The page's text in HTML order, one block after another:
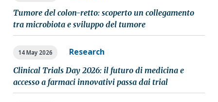
Tumore del colon-retto: scoperto un collegamento
tra microbiota e sviluppo del tumore
14 May 2026 Research
Clinical Trials Day 2026: il futuro di medicina e
accesso a farmaci innovativi passa dai trial